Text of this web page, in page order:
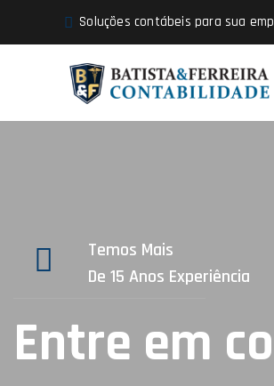
Soluções contábeis para sua
Temos Mais
De 15 Anos Experiência
Entre em